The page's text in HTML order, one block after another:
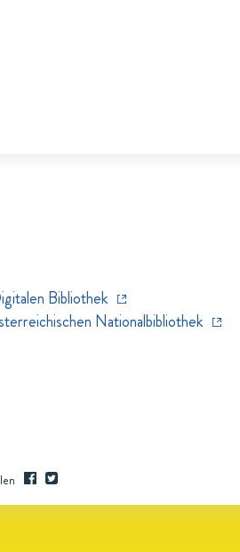
Bibliothek
Nationalbibliothek